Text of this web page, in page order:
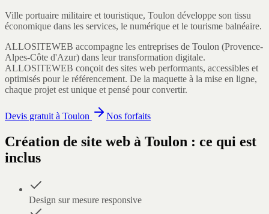
Ville portuaire militaire et touristique, Toulon développe son tissu
économique dans les services, le numérique et le tourisme balnéaire.
ALLOSITEWEB accompagne les entreprises de Toulon (Provence-
Alpes-Côte d'Azur) dans leur transformation digitale.
ALLOSITEWEB conçoit des sites web performants, accessibles et
optimisés pour le référencement. De la maquette à la mise en ligne,
chaque projet est unique et pensé pour convertir.
Devis gratuit à Toulon Nos forfaits
Création de site web à Toulon : ce qui est
inclus
Design sur mesure responsive